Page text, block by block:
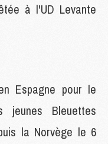
à l'UD Levante
Espagne pour le
jeunes Bleuettes
la Norvège le 6